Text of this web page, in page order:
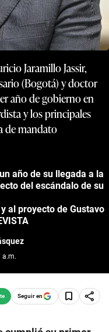
Jaramillo Jassir,
(Bogotá) y doctor
año de gobierno en
y los principales
de mandato
año de su llegada a la
del escándalo de su
al proyecto de Gustavo
a.m.
Seguir en